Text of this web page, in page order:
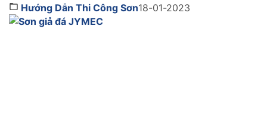
như chiếc áo bảo vệ ngôi nhà khỏi những tác động
gây hại. Đồng thời, nó cũng giúp mang lại tính […]
Hướng Dẫn Thi Công Sơn18-01-2023